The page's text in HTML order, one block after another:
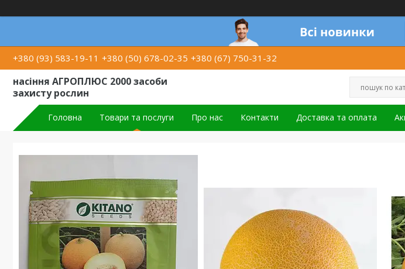
+380 (93) 583-19-11 +380 (50) 678-02-35 +380 (67) 750-31-32
насіння АГРОПЛЮС 2000 засоби
захисту рослин
Головна Товари та послуги Про нас Контакти Доставка та оплата